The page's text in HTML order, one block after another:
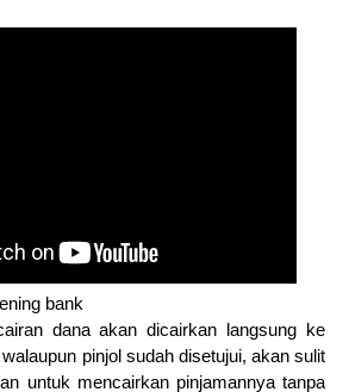
bank
dana akan dicairkan langsung ke
pinjol sudah disetujui, akan sulit
untuk mencairkan pinjamannya tanpa